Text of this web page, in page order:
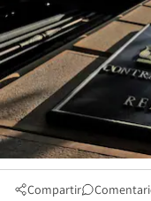
Compartir